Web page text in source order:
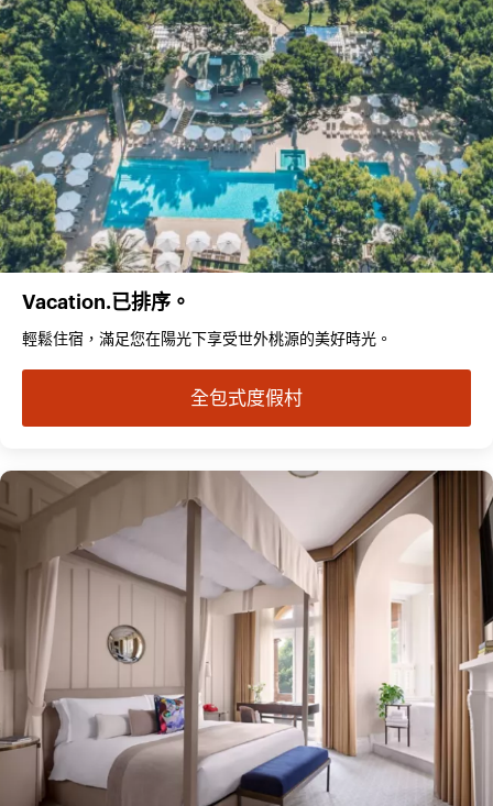
Vacation.已排序。
輕鬆住宿，滿足您在陽光下享受世外桃源的美好時光。
全包式度假村